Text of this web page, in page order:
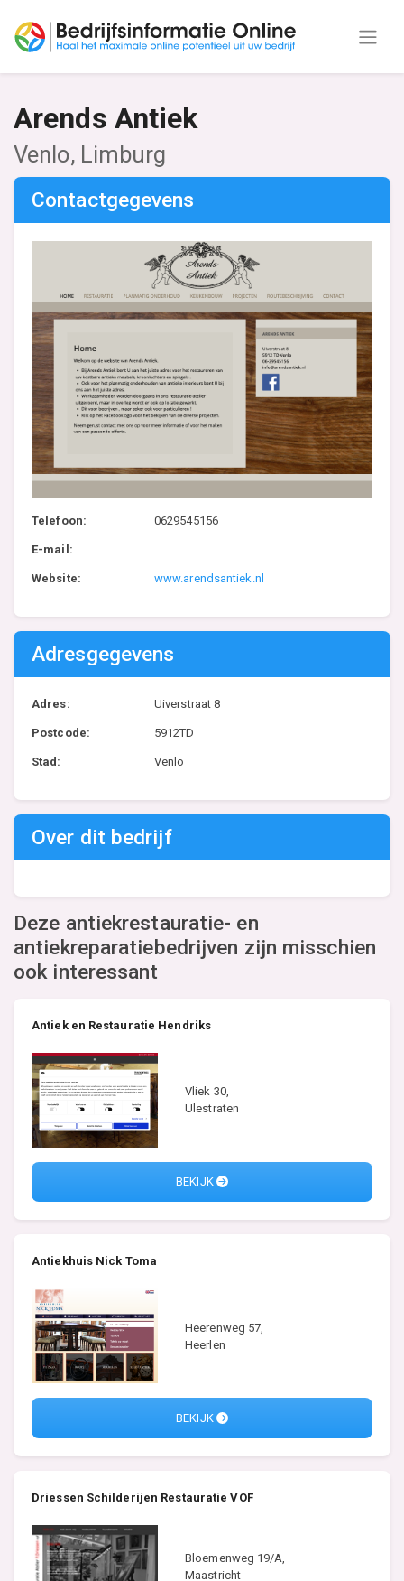
Arends Antiek
Venlo, Limburg
Contactgegevens
Telefoon: 0629545156
E-mail:
Website: www.arendsantiek.nl
Adresgegevens
Adres: Uiverstraat 8
Postcode: 5912TD
Stad: Venlo
Over dit bedrijf
Deze antiekrestauratie- en
antiekreparatiebedrijven zijn misschien
ook interessant
Antiek en Restauratie Hendriks
Vliek 30,
Ulestraten
BEKIJK
Antiekhuis Nick Toma
Heerenweg 57,
Heerlen
BEKIJK
Driessen Schilderijen Restauratie VOF
Bloemenweg 19/A,
Maastricht